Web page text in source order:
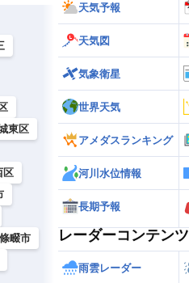
東区
区
畷市
天気予報
天気図
気象衛星
世界天気
アメダスランキング
河川水位情報
長期予報
レーダーコンテンツ
雨雲レーダー